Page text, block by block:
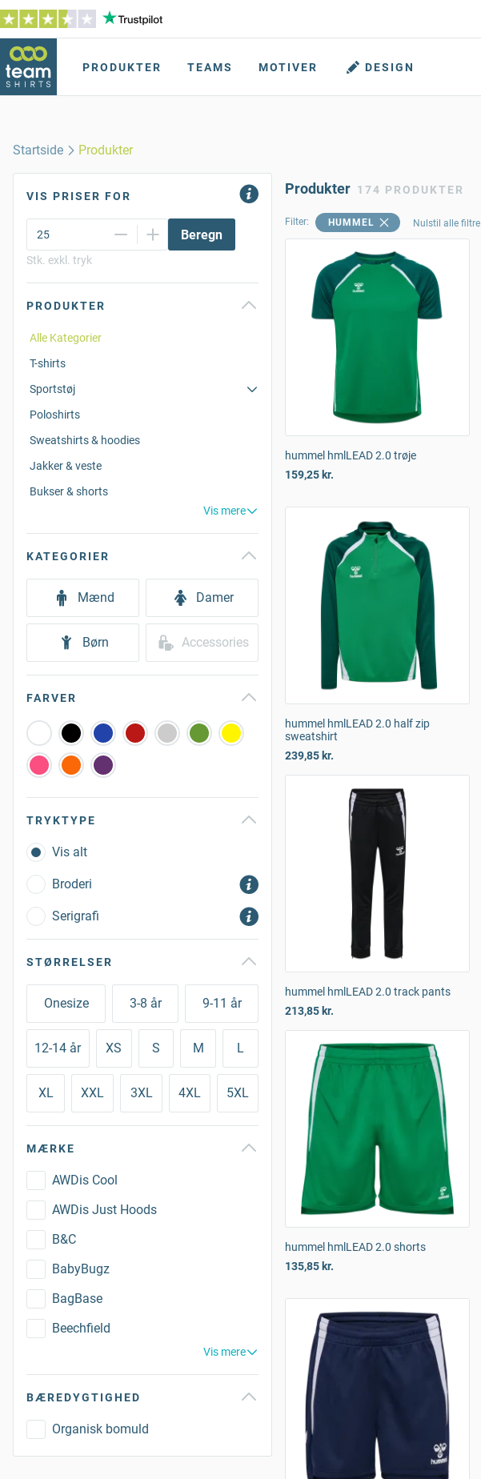
PRODUKTER TEAMS MOTIVER DESIGN
Startside Produkter
VIS PRISER FOR
Beregn
Stk. exkl. tryk
PRODUKTER
Alle Kategorier
T-shirts
Sportstøj
Poloshirts
Sweatshirts & hoodies
Jakker & veste
Bukser & shorts
Vis mere
KATEGORIER
Mænd Damer
Børn Accessories
FARVER
TRYKTYPE
Vis alt
Broderi
Serigrafi
STØRRELSER
Onesize 3-8 år 9-11 år
12-14 år XS S M L
XL XXL 3XL 4XL 5XL
MÆRKE
AWDis Cool
AWDis Just Hoods
B&C
BabyBugz
BagBase
Beechfield
Vis mere
BÆREDYGTIGHED
Organisk bomuld
Produkter 174 PRODUKTER
Filter: HUMMEL Nulstil alle filtre
hummel hmlLEAD 2.0 trøje
159,25 kr.
hummel hmlLEAD 2.0 half zip
sweatshirt
239,85 kr.
hummel hmlLEAD 2.0 track pants
213,85 kr.
hummel hmlLEAD 2.0 shorts
135,85 kr.